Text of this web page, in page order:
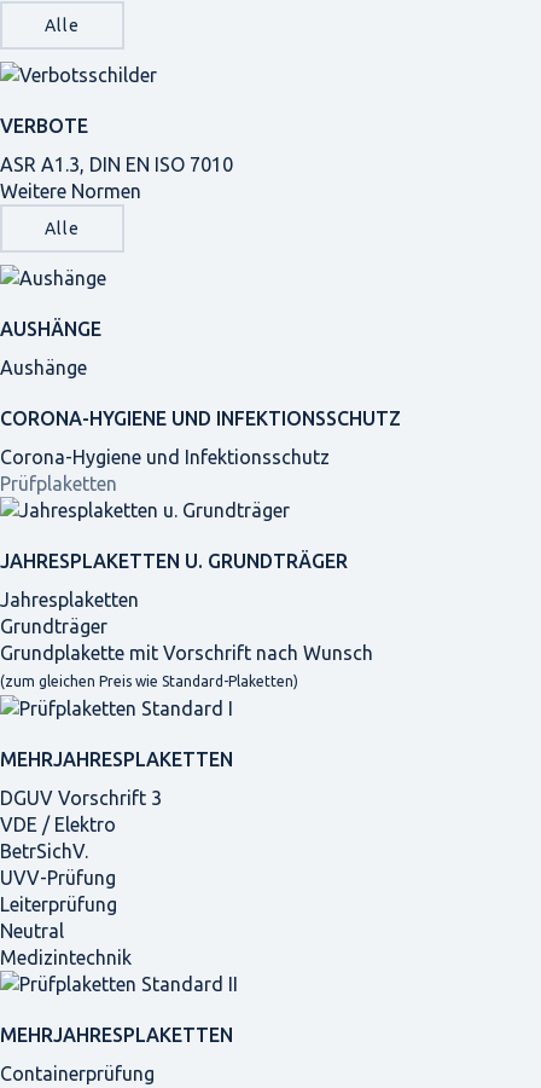
Alle
VERBOTE
ASR A1.3, DIN EN ISO 7010
Weitere Normen
Alle
AUSHÄNGE
Aushänge
CORONA-HYGIENE UND INFEKTIONSSCHUTZ
Corona-Hygiene und Infektionsschutz
Prüfplaketten
JAHRES­PLAKETTEN U. GRUNDTRÄGER
Jahresplaketten
Grundträger
Grundplakette mit Vorschrift nach Wunsch
(zum gleichen Preis wie Standard-Plaketten)
MEHRJAHRES­PLAKETTEN
DGUV Vorschrift 3
VDE / Elektro
BetrSichV.
UVV-Prüfung
Leiterprüfung
Neutral
Medizintechnik
MEHRJAHRES­PLAKETTEN
Containerprüfung